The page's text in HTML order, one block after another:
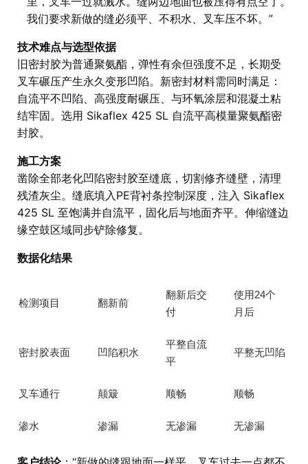
我们要求新做的缝必须平、不积水、叉车压不坏。”
技术难点与选型依据
旧密封胶为普通聚氨酯，弹性有余但强度不足，长期受
叉车碾压产生永久变形凹陷。新密封材料需同时满足：
自流平不凹陷、高强度耐碾压、与环氧涂层和混凝土粘
结牢固。选用 Sikaflex 425 SL 自流平高模量聚氨酯密
封胶。
施工方案
凿除全部老化凹陷密封胶至缝底，切割修齐缝壁，清理
残渣灰尘。缝底填入PE背衬条控制深度，注入 Sikaflex
425 SL 至饱满并自流平，固化后与地面齐平。伸缩缝边
缘空鼓区域同步铲除修复。
数据化结果
检测项目 翻新前
翻新后交
付
使用24个
月后
密封胶表面 凹陷积水
平整自流
平
平整无凹陷
叉车通行 颠簸 顺畅 顺畅
渗水 渗漏 无渗漏 无渗漏